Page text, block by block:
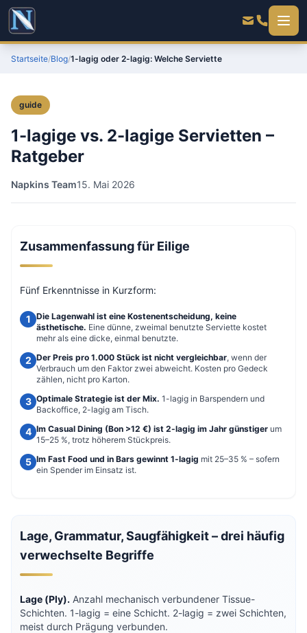
Startseite/Blog/1-lagig oder 2-lagig: Welche Serviette
guide
1-lagige vs. 2-lagige Servietten –
Ratgeber
Napkins Team15. Mai 2026
Zusammenfassung für Eilige
Fünf Erkenntnisse in Kurzform:
Die Lagenwahl ist eine Kostenentscheidung, keine
ästhetische. Eine dünne, zweimal benutzte Serviette kostet
mehr als eine dicke, einmal benutzte.
Der Preis pro 1.000 Stück ist nicht vergleichbar, wenn der
Verbrauch um den Faktor zwei abweicht. Kosten pro Gedeck
zählen, nicht pro Karton.
Optimale Strategie ist der Mix. 1-lagig in Barspendern und
Backoffice, 2-lagig am Tisch.
Im Casual Dining (Bon >12 €) ist 2-lagig im Jahr günstiger um
15–25 %, trotz höherem Stückpreis.
Im Fast Food und in Bars gewinnt 1-lagig mit 25–35 % – sofern
ein Spender im Einsatz ist.
Lage, Grammatur, Saugfähigkeit – drei häufig
verwechselte Begriffe
Lage (Ply). Anzahl mechanisch verbundener Tissue-
Schichten. 1-lagig = eine Schicht. 2-lagig = zwei Schichten,
meist durch Prägung verbunden.